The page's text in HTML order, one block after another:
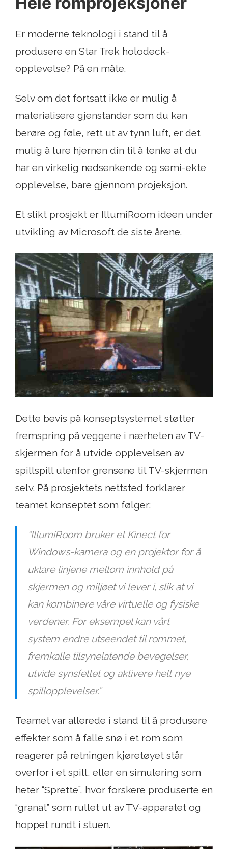
Er moderne teknologi i stand til å
produsere en Star Trek holodeck-
opplevelse? På en måte.
Selv om det fortsatt ikke er mulig å
materialisere gjenstander som du kan
berøre og føle, rett ut av tynn luft, er det
mulig å lure hjernen din til å tenke at du
har en virkelig nedsenkende og semi-ekte
opplevelse, bare gjennom projeksjon.
Et slikt prosjekt er IllumiRoom ideen under
utvikling av Microsoft de siste årene.
Dette bevis på konseptsystemet støtter
fremspring på veggene i nærheten av TV-
skjermen for å utvide opplevelsen av
spillspill utenfor grensene til TV-skjermen
selv. På prosjektets nettsted forklarer
teamet konseptet som følger:
“IllumiRoom bruker et Kinect for
Windows-kamera og en projektor for å
uklare linjene mellom innhold på
skjermen og miljøet vi lever i, slik at vi
kan kombinere våre virtuelle og fysiske
verdener. For eksempel kan vårt
system endre utseendet til rommet,
fremkalle tilsynelatende bevegelser,
utvide synsfeltet og aktivere helt nye
spillopplevelser.”
Teamet var allerede i stand til å produsere
effekter som å falle snø i et rom som
reagerer på retningen kjøretøyet står
overfor i et spill, eller en simulering som
heter “Sprette”, hvor forskere produserte en
“granat” som rullet ut av TV-apparatet og
hoppet rundt i stuen.